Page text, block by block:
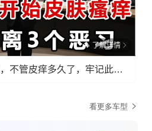
了解详情
凡是皮肤瘙痒1月以上，不管皮痒多久了，牢记此法，快！准！狠！